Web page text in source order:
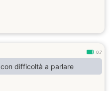
0.7
Timido con difficoltà a parlare